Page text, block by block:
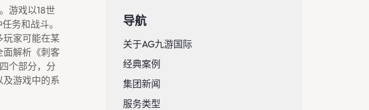
游戏以18世
务和战斗。
玩家可能在某
面解析《刺客
个部分，分
游戏中的系
导航
关于AG九游国际
经典案例
集团新闻
服务类型